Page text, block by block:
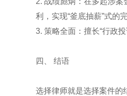
利，实现“釜底抽薪”式的完
3. 策略全面：擅长“行政
四、 结语
选择律师就是选择案件的